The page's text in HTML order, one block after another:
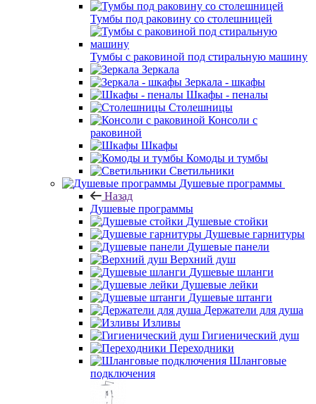
Тумбы под раковину со столешницей
Тумбы с раковиной под стиральную машину
Зеркала
Зеркала - шкафы
Шкафы - пеналы
Столешницы
Консоли с
раковиной
Шкафы
Комоды и тумбы
Светильники
Душевые программы
Назад
Душевые программы
Душевые стойки
Душевые гарнитуры
Душевые панели
Верхний душ
Душевые шланги
Душевые лейки
Душевые штанги
Держатели для душа
Изливы
Гигиенический душ
Переходники
Шланговые
подключения